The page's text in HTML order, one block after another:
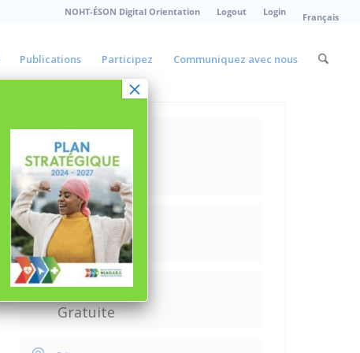
NOHT-ÉSON Digital Orientation Logout Login Français
Publications Participez Communiquez avec nous
Date
Oct 08 2025
Expired!
Heure
9h00 - 15h00
Tarif
Gratuite
×